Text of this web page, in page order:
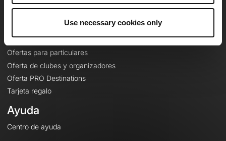
Use necessary cookies only
Ofertas
Mapas base topográficos
Funciones
Ofertas para particulares
Oferta de clubes y organizadores
Oferta PRO Destinations
Tarjeta regalo
Ayuda
Centro de ayuda